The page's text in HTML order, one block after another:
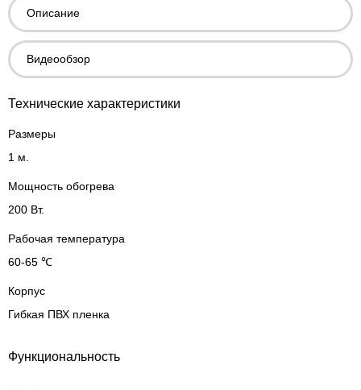
Описание
Видеообзор
Технические характеристики
Размеры
1 м.
Мощность обогрева
200 Вт.
Рабочая температура
60-65 ℃
Корпус
Гибкая ПВХ пленка
Функциональность